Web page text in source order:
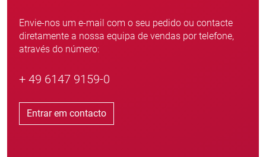
Envie-nos um e-mail com o seu pedido ou contacte
diretamente a nossa equipa de vendas por telefone,
através do número:
+ 49 6147 9159-0
Entrar em contacto